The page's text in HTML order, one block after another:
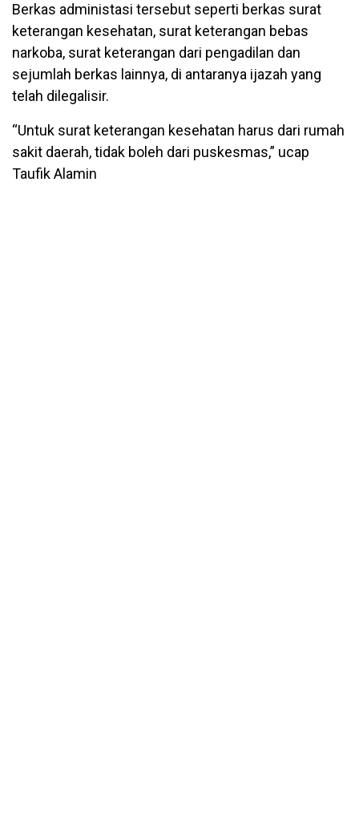
Berkas administasi tersebut seperti berkas surat
keterangan kesehatan, surat keterangan bebas
narkoba, surat keterangan dari pengadilan dan
sejumlah berkas lainnya, di antaranya ijazah yang
telah dilegalisir.
“Untuk surat keterangan kesehatan harus dari rumah
sakit daerah, tidak boleh dari puskesmas,” ucap
Taufik Alamin